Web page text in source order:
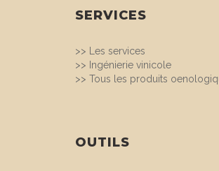
SERVICES
>> Les services
>> Ingénierie vinicole
>> Tous les produits
OUTILS